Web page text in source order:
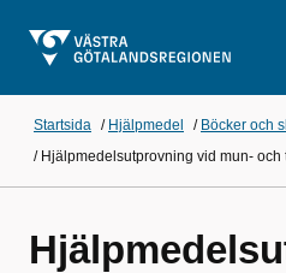
Startsida / Hjälpmedel / Böcker och
/ Hjälpmedelsutprovning vid mun- och